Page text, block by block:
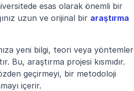
esas olarak önemli bir
uzun ve orijinal bir araştırma
yeni bilgi, teori veya yöntemler
Bu, araştırma projesi kısmıdır.
geçirmeyi, bir metodoloji
içerir.